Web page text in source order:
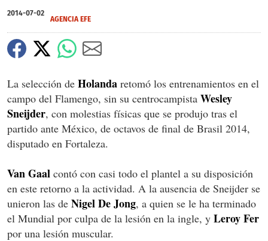
2014-07-02
AGENCIA EFE
La selección de Holanda retomó los entrenamientos en el
campo del Flamengo, sin su centrocampista Wesley
Sneijder, con molestias físicas que se produjo tras el
partido ante México, de octavos de final de Brasil 2014,
disputado en Fortaleza.
Van Gaal contó con casi todo el plantel a su disposición
en este retorno a la actividad. A la ausencia de Sneijder se
unieron las de Nigel De Jong, a quien se le ha terminado
el Mundial por culpa de la lesión en la ingle, y Leroy Fer
por una lesión muscular.